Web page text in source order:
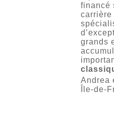
financé
carrière
grands
Andrea
Île-de-